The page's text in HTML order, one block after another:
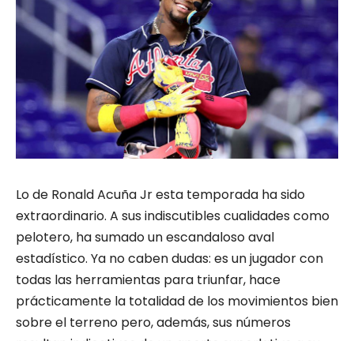
Lo de Ronald Acuña Jr esta temporada ha sido
extraordinario. A sus indiscutibles cualidades como
pelotero, ha sumado un escandaloso aval
estadístico. Ya no caben dudas: es un jugador con
todas las herramientas para triunfar, hace
prácticamente la totalidad de los movimientos bien
sobre el terreno pero, además, sus números